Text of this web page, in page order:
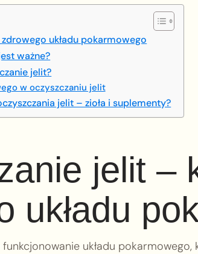
układu pokarmowego
ważne?
jelit?
w oczyszczaniu jelit
jelit – zioła i suplementy?
jelit –
układu
układu